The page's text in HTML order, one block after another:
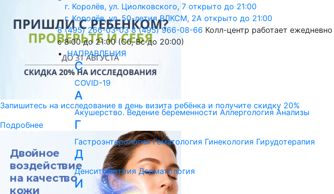
Запишитесь на исследование в день визита ребёнка и получите скидку 20%
Подробнее
г. Королёв, ул. Циолковского, 7 открыто до 21:00
г. Королёв, ул. 50-летия ВЛКСМ, 2А открыто до 21:00
8 (495) 266-03-03 8 (495) 966-08-66 Колл-центр работает ежедневно
с 8:00 до 21:00 (Сб, Вс до 20:00)
НАПРАВЛЕНИЯ
C
COVID-19
А
Акушерство. Ведение беременности Аллергология Анализы
Г
Гастроэнтерология Гематология Гинекология Гирудотерапия
Д
Денситометрия Дерматология
И